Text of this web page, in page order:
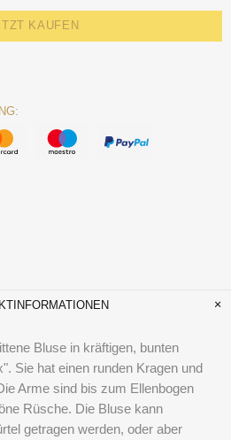
KAUFEN
Bluse in kräftigen, bunten
Sie hat einen runden Kragen und
Arme sind bis zum Ellenbogen
Rüsche. Die Bluse kann
getragen werden, oder aber